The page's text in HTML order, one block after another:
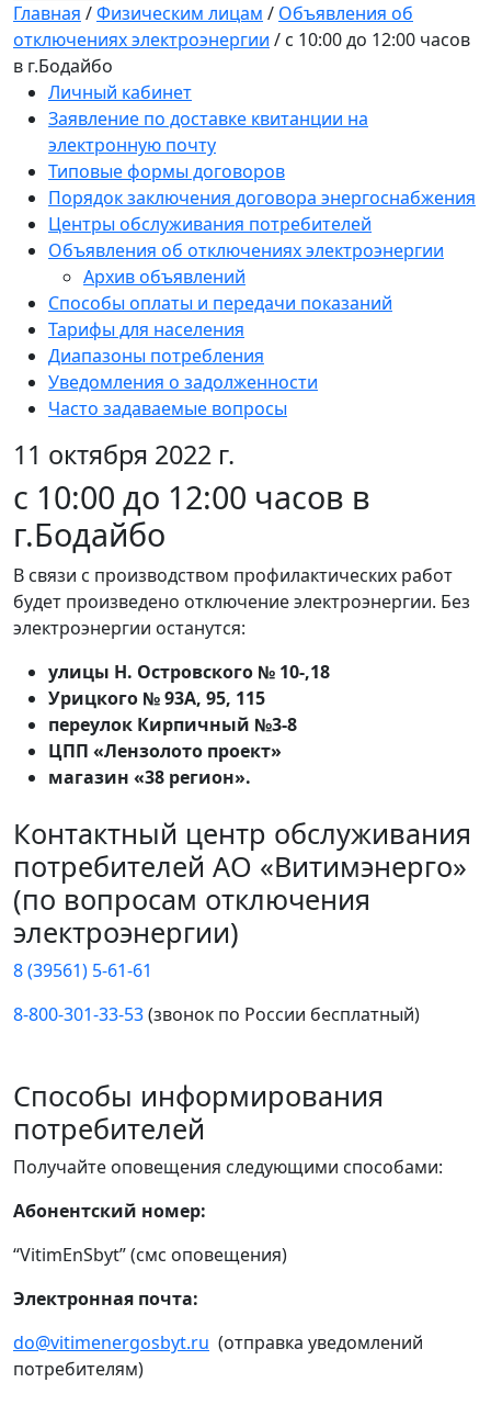
Главная /Физическим лицам / Объявления об
отключениях электроэнергии / с 10:00 до 12:00 часов
в г.Бодайбо
Личный кабинет
Заявление по доставке квитанции на
электронную почту
Типовые формы договоров
Порядок заключения договора энергоснабжения
Центры обслуживания потребителей
Объявления об отключениях электроэнергии
Архив объявлений
Способы оплаты и передачи показаний
Тарифы для населения
Диапазоны потребления
Уведомления о задолженности
Часто задаваемые вопросы
11 октября 2022 г.
с 10:00 до 12:00 часов в
г.Бодайбо
В связи с производством профилактических работ
будет произведено отключение электроэнергии. Без
электроэнергии останутся:
улицы Н. Островского № 10-,18
Урицкого № 93А, 95, 115
переулок Кирпичный №3-8
ЦПП «Лензолото проект»
магазин «38 регион».
Контактный центр обслуживания
потребителей АО «Витимэнерго»
(по вопросам отключения
электроэнергии)
8 (39561) 5-61-61
8-800-301-33-53(звонок по России бесплатный)
Способы информирования
потребителей
Получайте оповещения следующими способами:
Абонентский номер:
“VitimEnSbyt” (смс оповещения)
Электронная почта:
do@vitimenergosbyt.ru (отправка уведомлений
потребителям)